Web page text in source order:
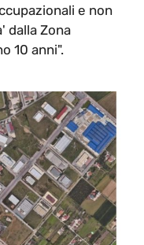
e non
dalla Zona
10 anni".